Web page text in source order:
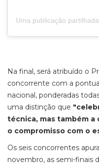
Na final, será atribuído o
concorrente com a
nacional, ponderadas
uma distinção que
técnica, mas também a
o compromisso com o
Os seis concorrentes
novembro, as semi-finais